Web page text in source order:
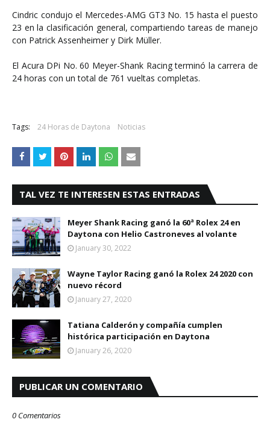
Cindric condujo el Mercedes-AMG GT3 No. 15 hasta el puesto
23 en la clasificación general, compartiendo tareas de manejo
con Patrick Assenheimer y Dirk Müller.
El Acura DPi No. 60 Meyer-Shank Racing terminó la carrera de
24 horas con un total de 761 vueltas completas.
Tags: 24 Horas de Daytona Noticias
TAL VEZ TE INTERESEN ESTAS ENTRADAS
Meyer Shank Racing ganó la 60ª Rolex 24 en
Daytona con Helio Castroneves al volante
January 30, 2022
Wayne Taylor Racing ganó la Rolex 24 2020 con
nuevo récord
January 27, 2020
Tatiana Calderón y compañía cumplen
histórica participación en Daytona
January 26, 2020
PUBLICAR UN COMENTARIO
0 Comentarios